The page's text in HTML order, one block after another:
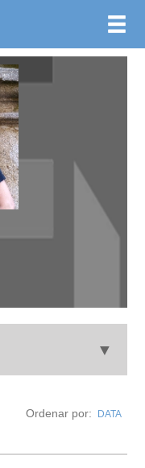
Ordenar por: DATA